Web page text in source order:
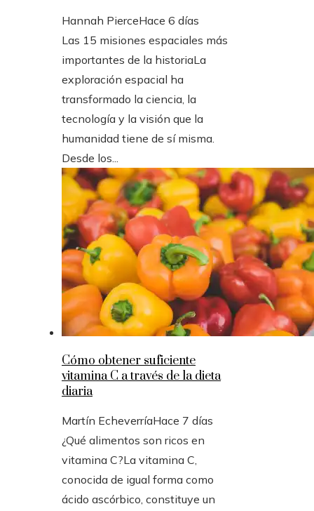
Hannah PierceHace 6 días
Las 15 misiones espaciales más
importantes de la historiaLa
exploración espacial ha
transformado la ciencia, la
tecnología y la visión que la
humanidad tiene de sí misma.
Desde los...
Cómo obtener suficiente
vitamina C a través de la dieta
diaria
Martín EcheverríaHace 7 días
¿Qué alimentos son ricos en
vitamina C?La vitamina C,
conocida de igual forma como
ácido ascórbico, constituye un